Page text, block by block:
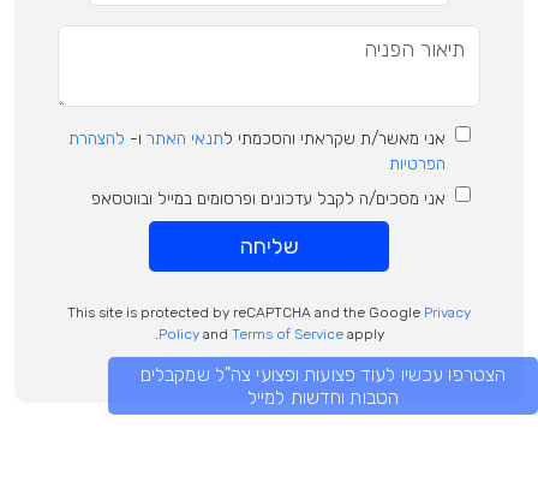
אני מאשר/ת שקראתי והסכמתי לתנאי האתר ו- להצהרת
הפרטיות
אני מסכים/ה לקבל עדכונים ופרסומים במייל ובווטסאפ
שליחה
This site is protected by reCAPTCHA and the Google Privacy
Policyand Terms of Serviceapply.
הצטרפו עכשיו לעוד פצועות ופצועי צה"ל שמקבלים
הטבות וחדשות למייל